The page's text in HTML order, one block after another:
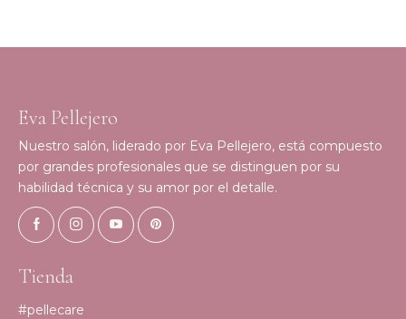
Eva Pellejero
Nuestro salón, liderado por Eva Pellejero, está compuesto
por grandes profesionales que se distinguen por su
habilidad técnica y su amor por el detalle.
Tienda
#pellecare